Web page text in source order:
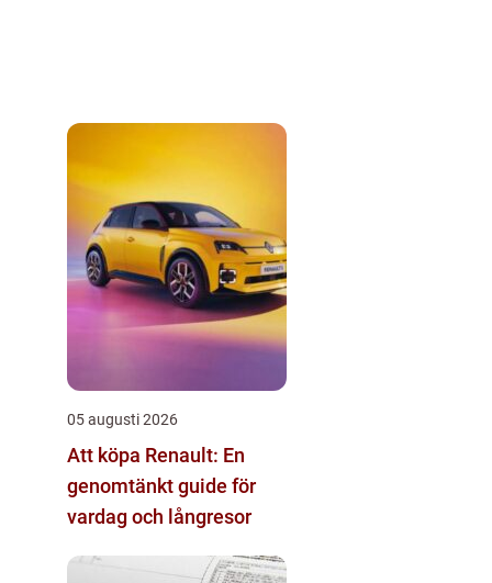
05 augusti 2026
Att köpa Renault: En
genomtänkt guide för
vardag och långresor